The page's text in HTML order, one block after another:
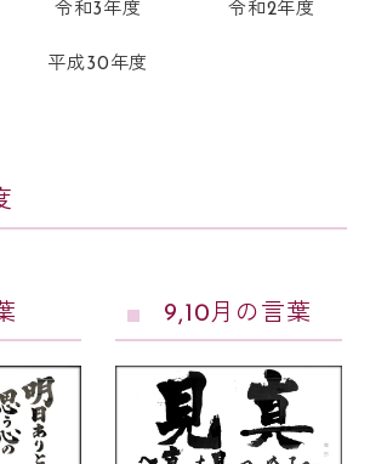
令和3年度 令和2年度
平成30年度
9,10月の言葉